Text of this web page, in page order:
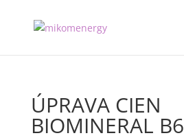
ÚPRAVA CIEN
BIOMINERAL B6